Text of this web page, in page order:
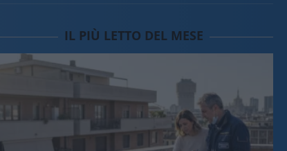
IL PIÙ LETTO DEL MESE